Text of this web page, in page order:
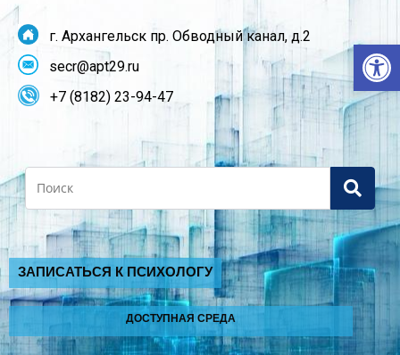
г. Архангельск пр. Обводный канал, д.2
secr@apt29.ru
+7 (8182) 23-94-47
Search
ЗАПИСАТЬСЯ К ПСИХОЛОГУ
ДОСТУПНАЯ СРЕДА